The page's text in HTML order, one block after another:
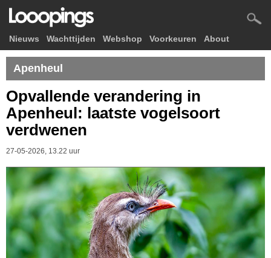
Nieuws Wachttijden Webshop Voorkeuren About
Apenheul
Opvallende verandering in
Apenheul: laatste vogelsoort
verdwenen
27-05-2026, 13.22 uur